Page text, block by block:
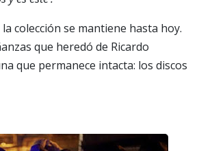
colección se mantiene hasta hoy.
que heredó de Ricardo
que permanece intacta: los discos